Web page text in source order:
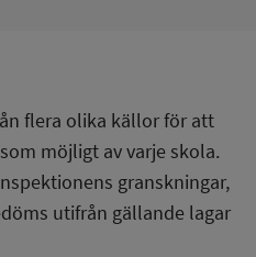
flera olika källor för att
möjligt av varje skola.
granskningar,
utifrån gällande lagar